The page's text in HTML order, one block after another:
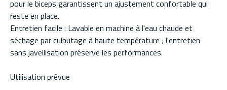
pour le biceps garantissent un ajustement confortable qui
reste en place.
Entretien facile : Lavable en machine à l'eau chaude et
séchage par culbutage à haute température ; l'entretien
sans javellisation préserve les performances.
Utilisation prévue